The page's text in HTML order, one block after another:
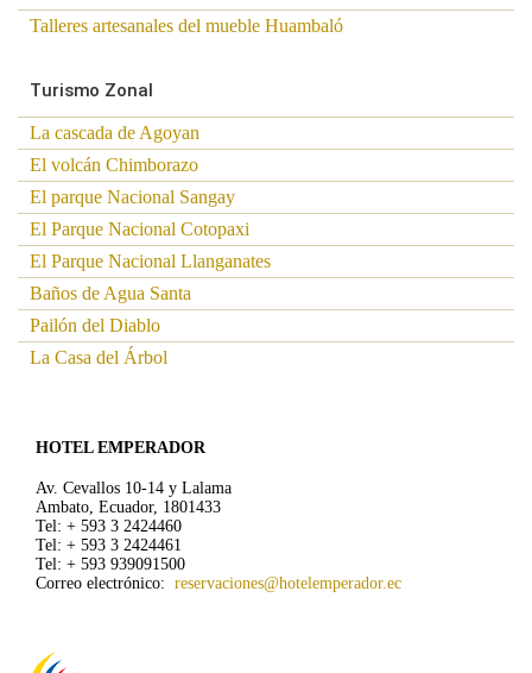
Talleres artesanales del mueble Huambaló
Turismo Zonal
La cascada de Agoyan
El volcán Chimborazo
El parque Nacional Sangay
El Parque Nacional Cotopaxi
El Parque Nacional Llanganates
Baños de Agua Santa
Pailón del Diablo
La Casa del Árbol
HOTEL EMPERADOR
Av. Cevallos 10-14 y Lalama
Ambato, Ecuador, 1801433
Tel: + 593 3 2424460
Tel: + 593 3 2424461
Tel: + 593 939091500
Correo electrónico: reservaciones@hotelemperador.ec